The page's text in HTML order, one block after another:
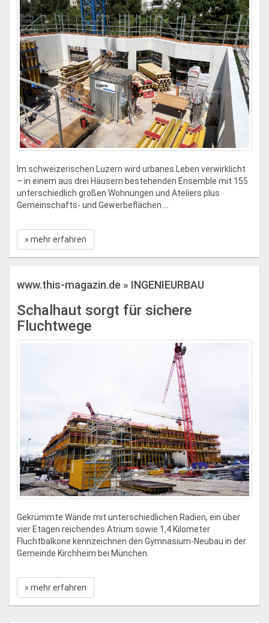
Im schweizerischen Luzern wird urbanes Leben verwirklicht
– in einem aus drei Häusern bestehenden Ensemble mit 155
unterschiedlich großen Wohnungen und Ateliers plus
Gemeinschafts- und Gewerbeflächen....
» mehr erfahren
www.this-magazin.de » INGENIEURBAU
Schalhaut sorgt für sichere
Fluchtwege
Gekrümmte Wände mit unterschiedlichen Radien, ein über
vier Etagen reichendes Atrium sowie 1,4 Kilometer
Fluchtbalkone kennzeichnen den Gymnasium-Neubau in der
Gemeinde Kirchheim bei München.
» mehr erfahren